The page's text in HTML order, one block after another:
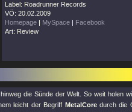
Label: Roadrunner Records
VÖ: 20.02.2009
Homepage | MySpace | Facebook
Art: Review
die Sünde der Welt. So weit holen
leicht der Begriff MetalCoredurch die